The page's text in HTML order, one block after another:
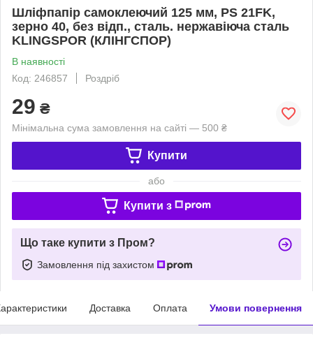
Шліфпапір самоклеючий 125 мм, PS 21FK,
зерно 40, без відп., сталь. нержавіюча сталь
KLINGSPOR (КЛІНГСПОР)
В наявності
Код: 246857
Роздріб
29 ₴
Мінімальна сума замовлення на сайті — 500 ₴
Купити
або
Купити з
Що таке купити з Пром?
Замовлення під захистом
Доставка Оплата Умови повернення